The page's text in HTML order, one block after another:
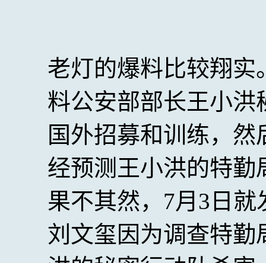
老灯的爆料比较翔
料公安部部长王小
国外招募和训练，
经预测王小洪的特
果不其然，7月3日
刘文玺因为调查特